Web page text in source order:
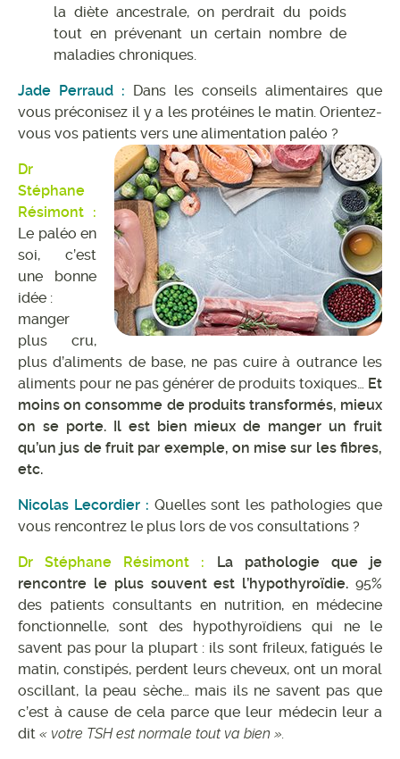
la diète ancestrale, on perdrait du poids
tout en prévenant un certain nombre de
maladies chroniques.
Jade Perraud : Dans les conseils alimentaires que
vous préconisez il y a les protéines le matin. Orientez-
vous vos patients vers une alimentation paléo ?
Dr
Stéphane
Résimont :
Le paléo en
soi, c’est
une bonne
idée :
manger
plus cru,
plus d’aliments de base, ne pas cuire à outrance les
aliments pour ne pas générer de produits toxiques… Et
moins on consomme de produits transformés, mieux
on se porte. Il est bien mieux de manger un fruit
qu’un jus de fruit par exemple, on mise sur les fibres,
etc.
Nicolas Lecordier : Quelles sont les pathologies que
vous rencontrez le plus lors de vos consultations ?
Dr Stéphane Résimont :
La pathologie que je
rencontre le plus souvent est l’hypothyroïdie. 95%
des patients consultants en nutrition, en médecine
fonctionnelle, sont des hypothyroïdiens qui ne le
savent pas pour la plupart : ils sont frileux, fatigués le
matin, constipés, perdent leurs cheveux, ont un moral
oscillant, la peau sèche… mais ils ne savent pas que
c’est à cause de cela parce que leur médecin leur a
dit « votre TSH est normale tout va bien ».